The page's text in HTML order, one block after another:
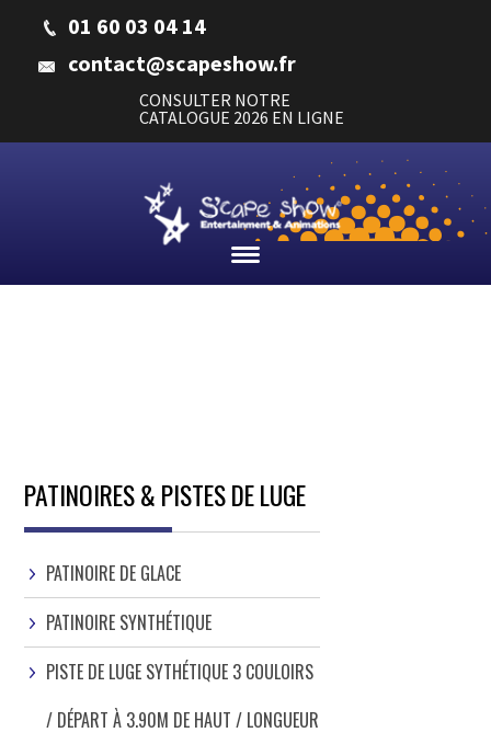
01 60 03 04 14
contact@scapeshow.fr
CONSULTER NOTRE
CATALOGUE 2026 EN LIGNE
PATINOIRES & PISTES DE LUGE
PATINOIRE DE GLACE
PATINOIRE SYNTHÉTIQUE
PISTE DE LUGE SYTHÉTIQUE 3 COULOIRS
/ DÉPART À 3.90M DE HAUT / LONGUEUR